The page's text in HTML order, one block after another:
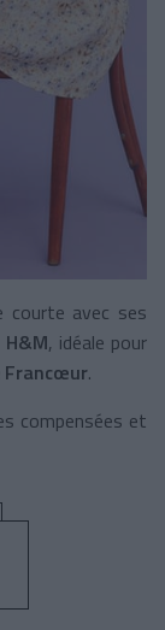
courte avec ses
H&M, idéale pour
Francœur.
compensées et